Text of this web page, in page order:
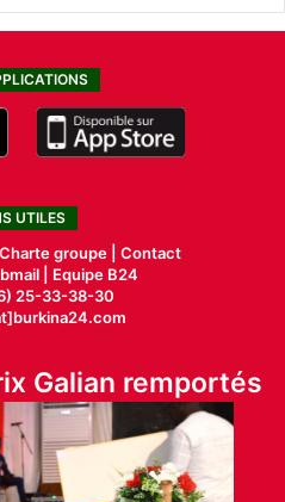
UTILES
Charte groupe | Contact
|
Equipe B24
25-33-38-30
Galian remportés